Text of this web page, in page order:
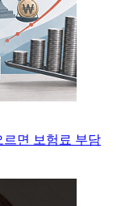
르면 보험료 부담